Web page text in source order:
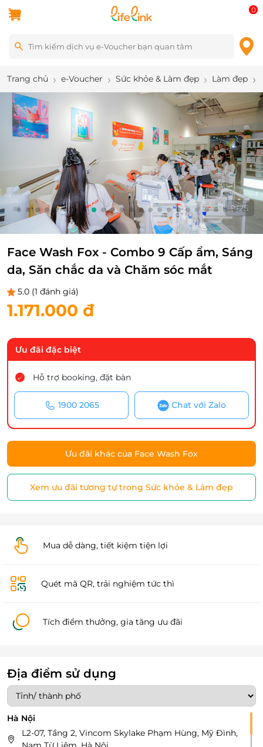
0
Trang chủ e-Voucher Sức khỏe & Làm đẹp Làm đẹp
9/25
Face Wash Fox - Combo 9 Cấp ẩm, Sáng
da, Săn chắc da và Chăm sóc mắt
5.0 (1 đánh giá)
1.171.000 đ
Ưu đãi đặc biệt
Hỗ trợ booking, đặt bàn
1900 2065 Chat với Zalo
Ưu đãi khác của Face Wash Fox
Xem ưu đãi tương tự trong Sức khỏe & Làm đẹp
Mua dễ dàng, tiết kiệm tiện lợi
Quét mã QR, trải nghiệm tức thì
Tích điểm thưởng, gia tăng ưu đãi
Địa điểm sử dụng
Hà Nội
L2-07, Tầng 2, Vincom Skylake Phạm Hùng, Mỹ Đình,